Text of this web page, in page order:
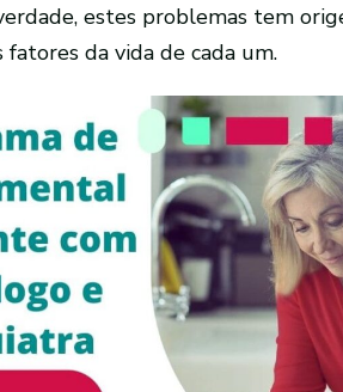
estes problemas tem
da vida de cada um.